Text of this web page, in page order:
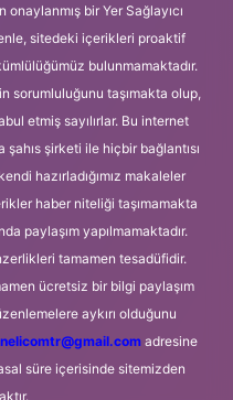
bir Yer Sağlayıcı
sitedeki içerikleri proaktif
bulunmamaktadır.
sorumluluğunu taşımakta olup,
etmiş sayılırlar. Bu internet
şirketi ile hiçbir bağlantısı
hazırladığımız makaleler
haber niteliği taşımamakta
paylaşım yapılmamaktadır.
tamamen tesadüfidir.
ücretsiz bir bilgi paylaşım
aykırı olduğunu
adresine
süre içerisinde sitemizden